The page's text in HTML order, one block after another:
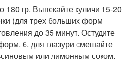
180 гр. Выпекайте куличи 15-20
(для трех больших форм
до 35 минут. Остудите
6. для глазури смешайте
или лимонным соком.